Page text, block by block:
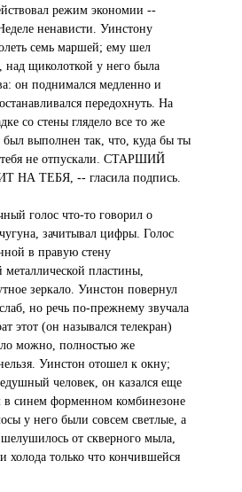
режим экономии --
ненависти. Уинстону
семь маршей; ему шел
над щиколоткой у него была
он поднимался медленно и
передохнуть. На
со стены глядело все то же
выполнен так, что, куда бы ты
тебя не отпускали. СТАРШИЙ
НА ТЕБЯ, -- гласила подпись.
голос что-то говорил о
зачитывал цифры. Голос
в правую стену
металлической пластины,
зеркало. Уинстон повернул
но речь по-прежнему звучала
этот (он назывался телекран)
можно, полностью же
Уинстон отошел к окну;
человек, он казался еще
синем форменном комбинезоне
у него были совсем светлые, а
от скверного мыла,
холода только что кончившейся